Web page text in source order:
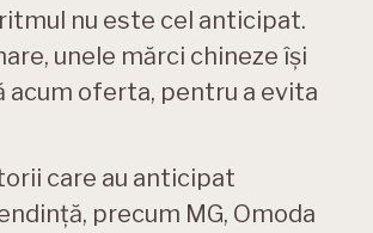
nu este cel anticipat.
unele mărci chineze își
acum oferta, pentru a evita
care au anticipat
precum MG, Omoda